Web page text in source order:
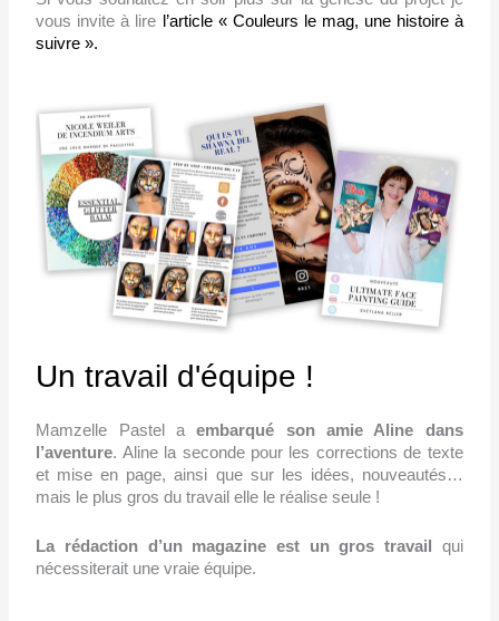
vous invite à lire
l’article « Couleurs le mag, une histoire à
suivre ».
Un travail d'équipe !
Mamzelle Pastel aembarqué son amie Aline dans
l’aventure. Aline la seconde pour les corrections de texte
et mise en page, ainsi que sur les idées, nouveautés…
mais le plus gros du travail elle le réalise seule !
La rédaction d’un magazine est un gros travail
qui
nécessiterait une vraie équipe.